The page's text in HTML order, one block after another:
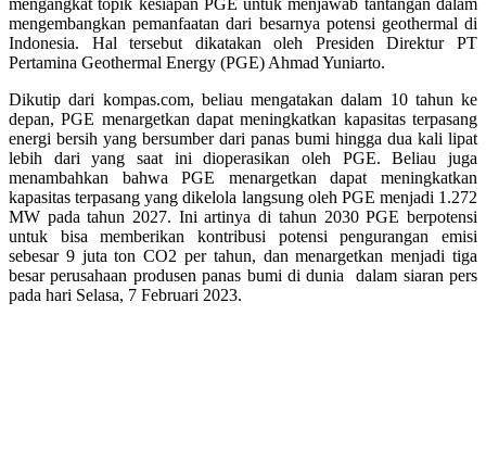
mengangkat topik kesiapan PGE untuk menjawab tantangan dalam
mengembangkan pemanfaatan dari besarnya potensi geothermal di
Indonesia. Hal tersebut dikatakan oleh Presiden Direktur PT
Pertamina Geothermal Energy (PGE) Ahmad Yuniarto.
Dikutip dari kompas.com, beliau mengatakan dalam 10 tahun ke
depan, PGE menargetkan dapat meningkatkan kapasitas terpasang
energi bersih yang bersumber dari panas bumi hingga dua kali lipat
lebih dari yang saat ini dioperasikan oleh PGE. Beliau juga
menambahkan bahwa PGE menargetkan dapat meningkatkan
kapasitas terpasang yang dikelola langsung oleh PGE menjadi 1.272
MW pada tahun 2027. Ini artinya di tahun 2030 PGE berpotensi
untuk bisa memberikan kontribusi potensi pengurangan emisi
sebesar 9 juta ton CO2 per tahun, dan menargetkan menjadi tiga
besar perusahaan produsen panas bumi di dunia dalam siaran pers
pada hari Selasa, 7 Februari 2023.